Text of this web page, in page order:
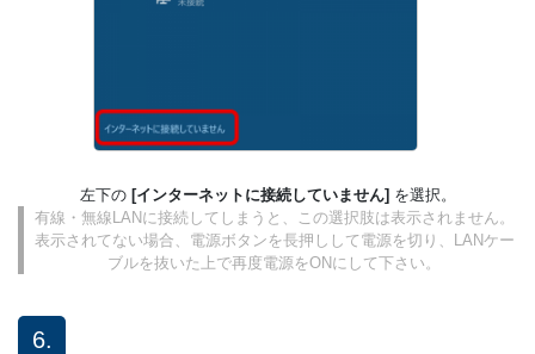
左下の [インターネットに接続していません]を選択。
有線・無線LANに接続してしまうと、この選択肢は表示されません。
表示されてない場合、電源ボタンを長押しして電源を切り、LANケー
ブルを抜いた上で再度電源をONにして下さい。
6.